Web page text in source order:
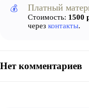
💰 Платный
Стоимость: 1500
через контакты.
Нет комментариев